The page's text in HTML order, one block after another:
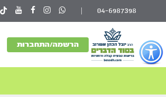
כפתור
לפתיחת
תפריט
נגישות
04-6987398
הרשמה/התחברות